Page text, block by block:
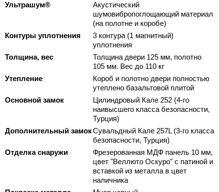
Ультрашум®
Акустический
шумовибропоглощающий материал
(на полотне и коробе)
Контуры уплотнения
3 контура (1 магнитный)
уплотнения
Толщина, вес
Толщина двери 125 мм, полотно
105 мм. Вес до 110 кг
Утепление
Короб и полотно двери полностью
утеплено базальтовой плитой
Основной замок
Цилиндровый Кале 252 (4-го
наивысшего класса безопасности,
Турция)
Дополнительный замокСувальдный Кале 257L (3-го класса
безопасности, Турция)
Отделка снаружи
Фрезерованная МДФ панель 10 мм,
цвет "Веллюто Оскуро" с патиной и
вставкой из металла в цвет
наличника